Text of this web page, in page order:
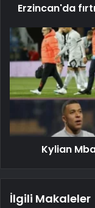
Erzincan'da
Kylian
İlgili Makaleler